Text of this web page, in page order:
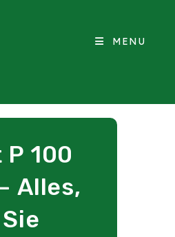
MENU
P 100
Alles,